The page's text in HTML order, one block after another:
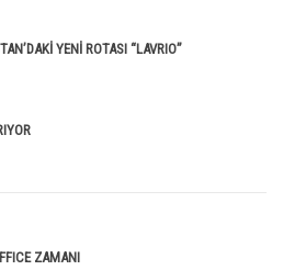
YENİ ROTASI “LAVRIO”
ZAMANI